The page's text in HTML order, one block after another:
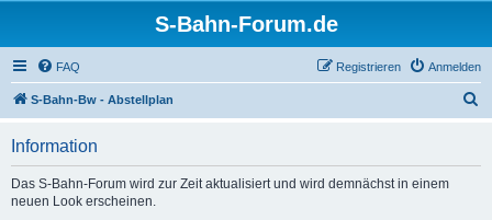
S-Bahn-Forum.de
FAQ Anmelden
Registrieren
S-Bahn-Bw - Abstellplan
Information
Das S-Bahn-Forum wird zur Zeit aktualisiert und wird demnächst in einem
neuen Look erscheinen.